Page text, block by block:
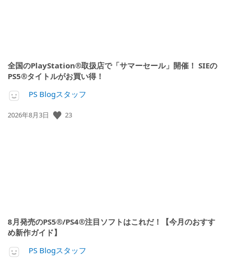
全国のPlayStation®取扱店で「サマーセール」開催！ SIEの
PS5®タイトルがお買い得！
PS Blogスタッフ
公
2026年8月3日 23
8月発売のPS5®/PS4®注目ソフトはこれだ！【今月のおすす
め新作ガイド】
PS Blogスタッフ